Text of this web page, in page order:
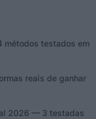
métodos testados em
reais de ganhar
2026 — 3 testadas